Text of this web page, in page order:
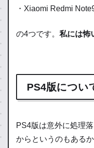
・Xiaomi Redmi
の4つです。 私には怖
PS4版につい
PS4版は意外に処理
からというのもある